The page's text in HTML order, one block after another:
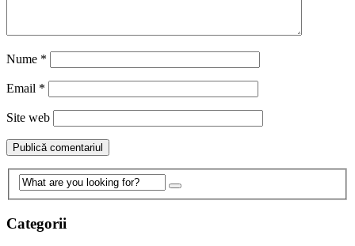
Nume *
Email *
Site web
Categorii